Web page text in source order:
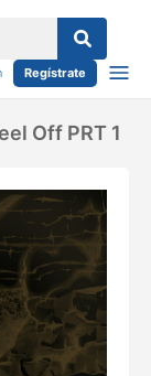
Regístrate
Off PRT 1